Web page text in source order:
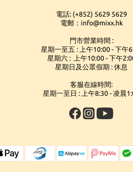
電話: (+852) 5629 5629
電郵：info@mixx.hk
門市營業時間 :
星期一至五 : 上午10:00 - 下午
星期六 : 上午10:00 - 下午
星期日及公眾假期 : 休息
客服在線時間:
星期一至日 : 上午8:30 - 凌晨